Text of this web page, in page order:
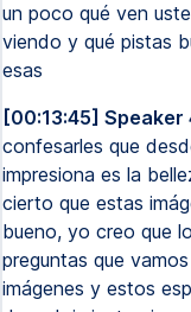
un poco qué ven
viendo y qué pistas
esas
[00:13:45] Speaker
confesarles que
impresiona es la
cierto que estas
bueno, yo creo que
preguntas que
imágenes y estos